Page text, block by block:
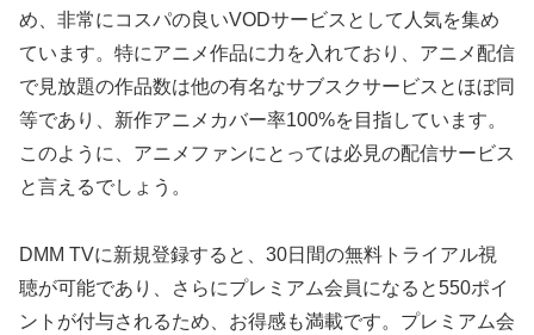
め、非常にコスパの良いVODサービスとして人気を集め
ています。特にアニメ作品に力を入れており、アニメ配信
で見放題の作品数は他の有名なサブスクサービスとほぼ同
等であり、新作アニメカバー率100%を目指しています。
このように、アニメファンにとっては必見の配信サービス
と言えるでしょう。
DMM TVに新規登録すると、30日間の無料トライアル視
聴が可能であり、さらにプレミアム会員になると550ポイ
ントが付与されるため、お得感も満載です。プレミアム会